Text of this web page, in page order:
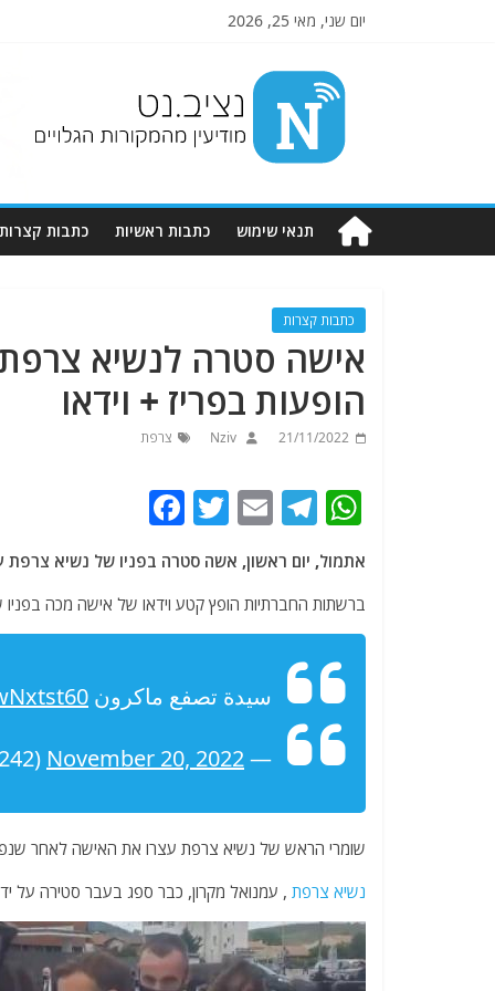
יום שני, מאי 25, 2026
Nziv.net
מודיעין
מהמקורות
תנאי שימוש כתבות ראשיות כתבות קצרות
כתבות קצרות
אישה סטרה לנשיא צרפת
הופעות בפריז + וידאו
21/11/2022
Nziv צרפת
W
h
at
s
A
p
p
T
e
g
ra
m
E
ai
l
T
itt
er
c
e
b
o
o
k
אתמול, יום ראשון, אשה סטרה בפניו של נשיא צרפת
ברשתות החברתיות הופץ קטע וידאו של אישה מכה
سيدة تصفع ماكرون
— E_M_S_S (@EmanSal11848242)
November 20, 2022
שומרי הראש של נשיא צרפת עצרו את האישה לאחר
נשיא צרפת , עמנואל מקרון, כבר ספג בעבר סטירה על